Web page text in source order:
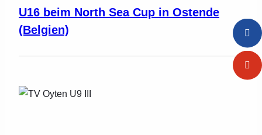
U16 beim North Sea Cup in Ostende
(Belgien)